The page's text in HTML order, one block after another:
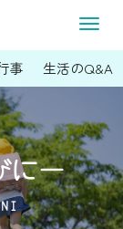
M
e
n
事 生活のQ&A
にー